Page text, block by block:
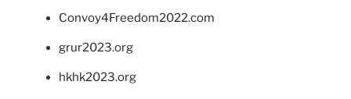
Convoy4Freedom2022.com
grur2023.org
hkhk2023.org